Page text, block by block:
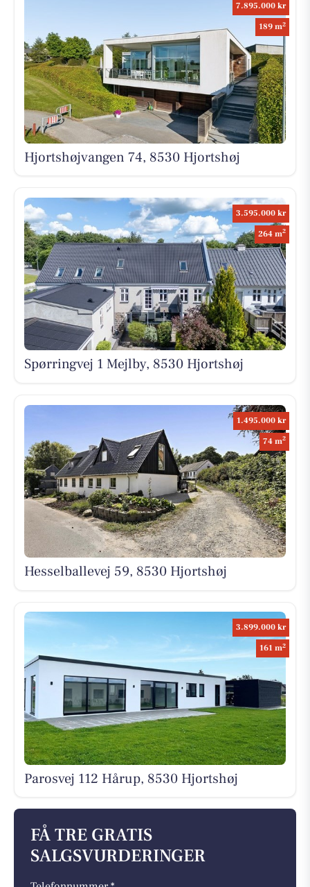
7.895.000 kr
189 m2
Hjortshøjvangen 74, 8530 Hjortshøj
3.595.000 kr
264 m2
Spørringvej 1 Mejlby, 8530 Hjortshøj
1.495.000 kr
74 m2
Hesselballevej 59, 8530 Hjortshøj
3.899.000 kr
161 m2
Parosvej 112 Hårup, 8530 Hjortshøj
FÅ TRE GRATIS
SALGSVURDERINGER